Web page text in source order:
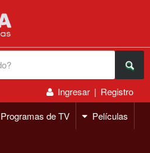
Ingresar | Registro
Programas de TV Películas